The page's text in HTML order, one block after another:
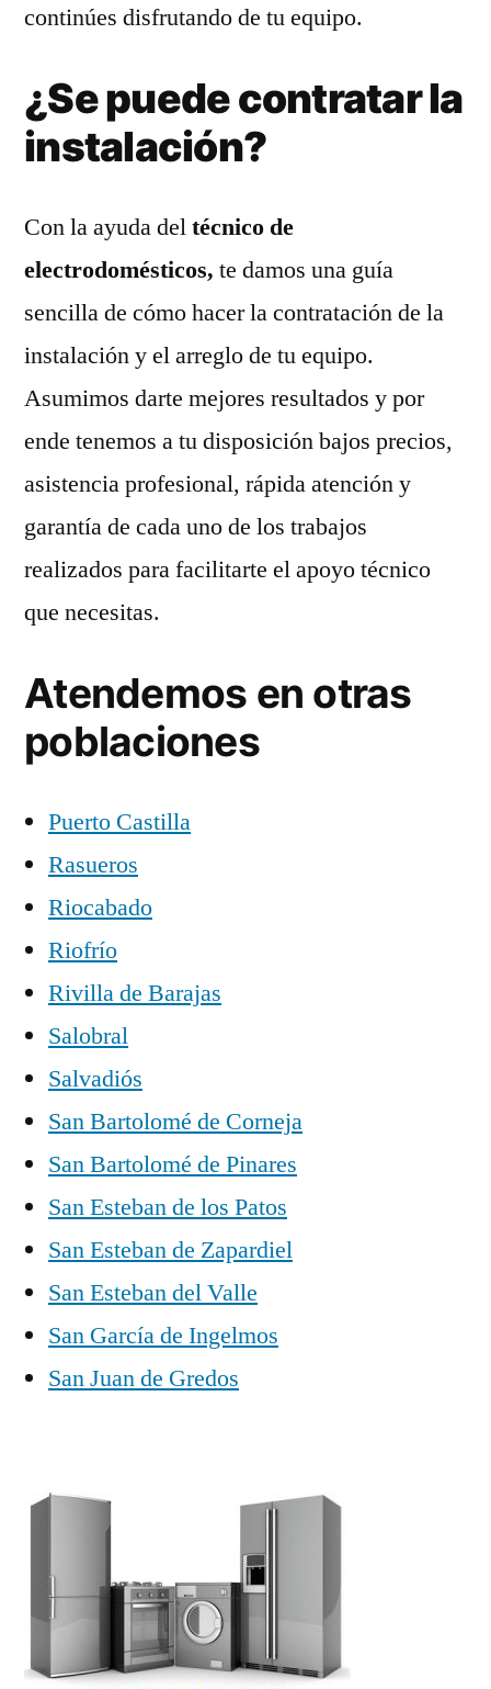
continúes disfrutando de tu equipo.
¿Se puede contratar la
instalación?
Con la ayuda deltécnico de
electrodomésticos, te damos una guía
sencilla de cómo hacer la contratación de la
instalación y el arreglo de tu equipo.
Asumimos darte mejores resultados y por
ende tenemos a tu disposición bajos precios,
asistencia profesional, rápida atención y
garantía de cada uno de los trabajos
realizados para facilitarte el apoyo técnico
que necesitas.
Atendemos en otras
poblaciones
Puerto Castilla
Rasueros
Riocabado
Riofrío
Rivilla de Barajas
Salobral
Salvadiós
San Bartolomé de Corneja
San Bartolomé de Pinares
San Esteban de los Patos
San Esteban de Zapardiel
San Esteban del Valle
San García de Ingelmos
San Juan de Gredos